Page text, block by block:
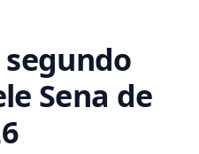
Sena de